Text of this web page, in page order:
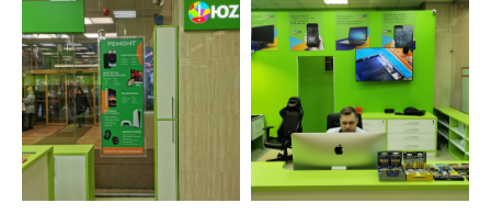
УСТРОЙСТВА ФИЛИАЛЫ
Устройства Apple Текстильщики
ближайшее рабочее время
ОСТАВИТЬ ЗАЯВКУ